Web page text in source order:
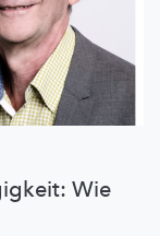
Wie